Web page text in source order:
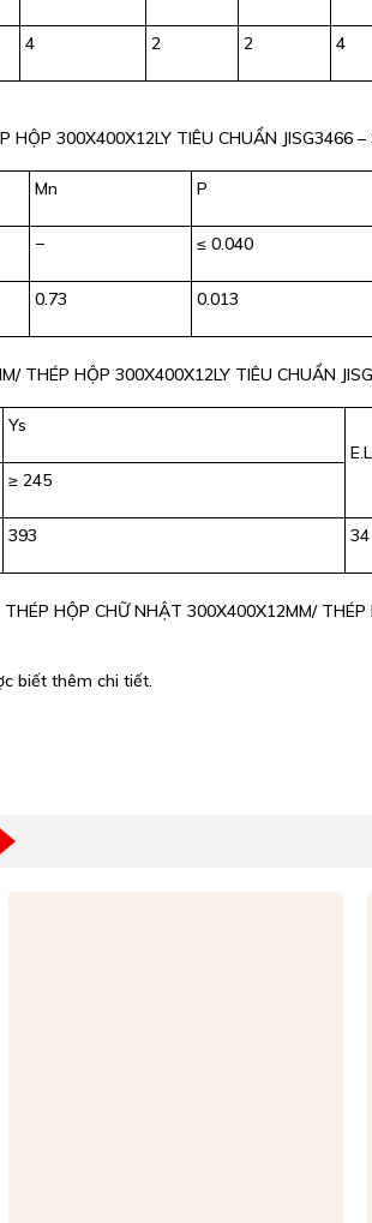
4 2 2 4
300X400X12LY TIÊU CHUẨN JISG3466 –
Mn P
− ≤ 0.040
0.73 0.013
THÉP HỘP 300X400X12LY TIÊU CHUẨN
Ys
≥ 245
393 34
HỘP CHỮ NHẬT 300X400X12MM/
biết thêm chi tiết.